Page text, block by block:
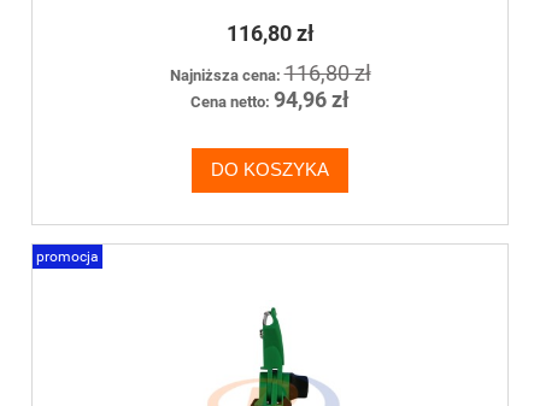
116,80 zł
Najniższa cena:116,80 zł
Cena netto: 94,96 zł
DO KOSZYKA
promocja